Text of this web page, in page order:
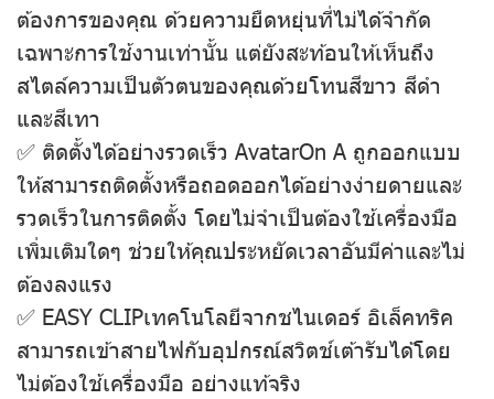
ต้องการของคุณ ด้วยความยืดหยุ่นที่ไม่ได้จํากัด
เฉพาะการใช้งานเท่านั้น แต่ยังสะท้อนให้เห็นถึง
สไตล์ความเป็นตัวตนของคุณด้วยโทนสีขาว สีดํา
และสีเทา
✅ ติดตั้งได้อย่างรวดเร็ว AvatarOn A ถูกออกแบบ
ให้สามารถติดตั้งหรือถอดออกได้อย่างง่ายดายและ
รวดเร็วในการติดตั้ง โดยไม่จําเป็นต้องใช้เครื่องมือ
เพิ่มเติมใดๆ ช่วยให้คุณประหยัดเวลาอันมีค่าและไม่
ต้องลงแรง
✅ EASY CLIPเทคโนโลยีจากชไนเดอร์ อิเล็คทริค
สามารถเข้าสายไฟกับอุปกรณ์สวิตช์เต้ารับได้โดย
ไม่ต้องใช้เครื่องมือ อย่างแท้จริง